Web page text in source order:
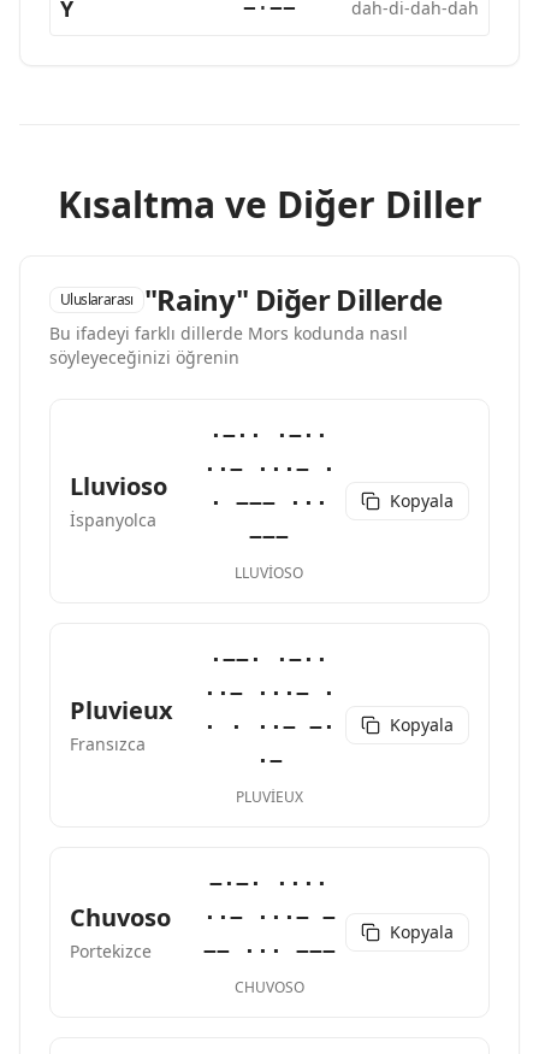
Y −·−− dah-di-dah-dah
Kısaltma ve Diğer Diller
Uluslararası "Rainy" Diğer Dillerde
Bu ifadeyi farklı dillerde Mors kodunda nasıl
söyleyeceğinizi öğrenin
Lluvioso
İspanyolca
·−·· ·−··
··− ···− ·
· −−− ···
−−−
LLUVIOSO
Kopyala
Pluvieux
Fransızca
·−−· ·−··
··− ···− ·
· · ··− −·
·−
PLUVIEUX
Kopyala
Chuvoso
Portekizce
−·−· ····
··− ···− −
−− ··· −−−
CHUVOSO
Kopyala